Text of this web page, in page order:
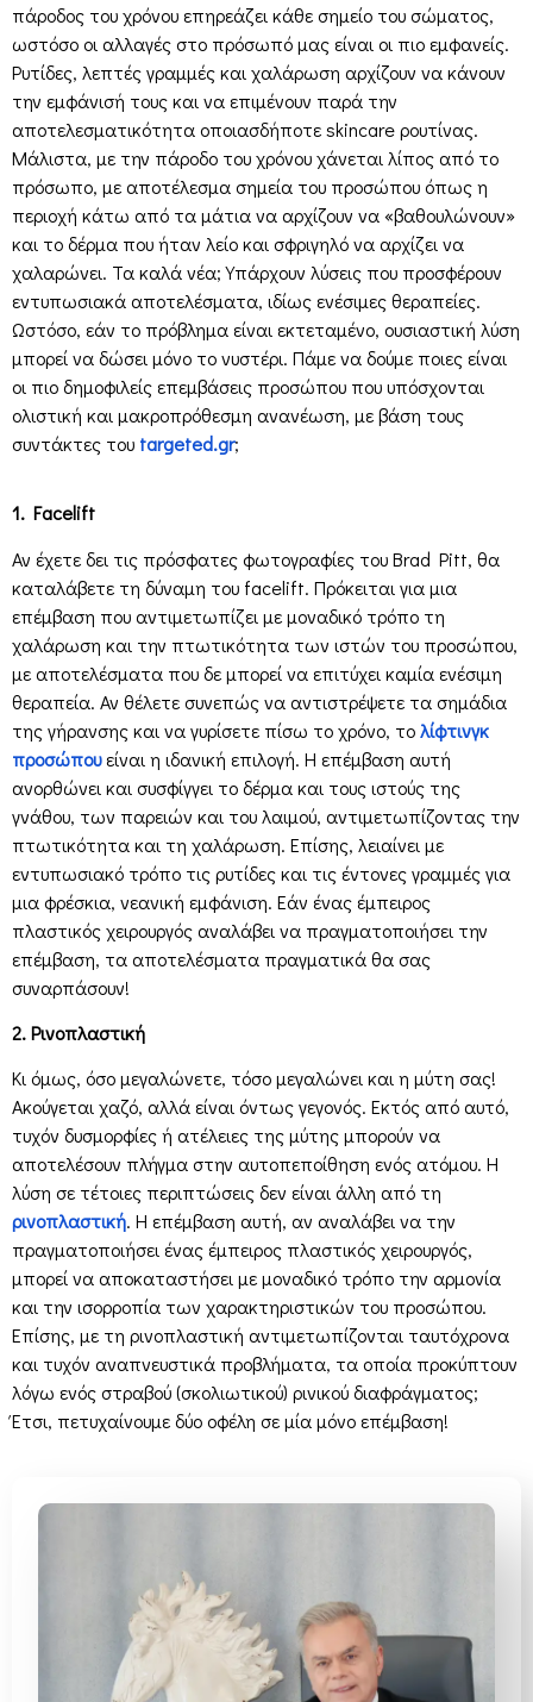
πάροδος του χρόνου επηρεάζει κάθε σημείο του σώματος,
ωστόσο οι αλλαγές στο πρόσωπό μας είναι οι πιο εμφανείς.
Ρυτίδες, λεπτές γραμμές και χαλάρωση αρχίζουν να κάνουν
την εμφάνισή τους και να επιμένουν παρά την
αποτελεσματικότητα οποιασδήποτε skincare ρουτίνας.
Μάλιστα, με την πάροδο του χρόνου χάνεται λίπος από το
πρόσωπο, με αποτέλεσμα σημεία του προσώπου όπως η
περιοχή κάτω από τα μάτια να αρχίζουν να «βαθουλώνουν»
και το δέρμα που ήταν λείο και σφριγηλό να αρχίζει να
χαλαρώνει. Τα καλά νέα; Υπάρχουν λύσεις που προσφέρουν
εντυπωσιακά αποτελέσματα, ιδίως ενέσιμες θεραπείες.
Ωστόσο, εάν το πρόβλημα είναι εκτεταμένο, ουσιαστική λύση
μπορεί να δώσει μόνο το νυστέρι. Πάμε να δούμε ποιες είναι
οι πιο δημοφιλείς επεμβάσεις προσώπου που υπόσχονται
ολιστική και μακροπρόθεσμη ανανέωση, με βάση τους
συντάκτες του targeted.gr;
1. Facelift
Αν έχετε δει τις πρόσφατες φωτογραφίες του Brad Pitt, θα
καταλάβετε τη δύναμη του facelift. Πρόκειται για μια
επέμβαση που αντιμετωπίζει με μοναδικό τρόπο τη
χαλάρωση και την πτωτικότητα των ιστών του προσώπου,
με αποτελέσματα που δε μπορεί να επιτύχει καμία ενέσιμη
θεραπεία. Αν θέλετε συνεπώς να αντιστρέψετε τα σημάδια
της γήρανσης και να γυρίσετε πίσω το χρόνο, τολίφτινγκ
προσώπουείναι η ιδανική επιλογή. Η επέμβαση αυτή
ανορθώνει και συσφίγγει το δέρμα και τους ιστούς της
γνάθου, των παρειών και του λαιμού, αντιμετωπίζοντας την
πτωτικότητα και τη χαλάρωση. Επίσης, λειαίνει με
εντυπωσιακό τρόπο τις ρυτίδες και τις έντονες γραμμές για
μια φρέσκια, νεανική εμφάνιση. Εάν ένας έμπειρος
πλαστικός χειρουργός αναλάβει να πραγματοποιήσει την
επέμβαση, τα αποτελέσματα πραγματικά θα σας
συναρπάσουν!
2. Ρινοπλαστική
Κι όμως, όσο μεγαλώνετε, τόσο μεγαλώνει και η μύτη σας!
Ακούγεται χαζό, αλλά είναι όντως γεγονός. Εκτός από αυτό,
τυχόν δυσμορφίες ή ατέλειες της μύτης μπορούν να
αποτελέσουν πλήγμα στην αυτοπεποίθηση ενός ατόμου. Η
λύση σε τέτοιες περιπτώσεις δεν είναι άλλη από τη
ρινοπλαστική. Η επέμβαση αυτή, αν αναλάβει να την
πραγματοποιήσει ένας έμπειρος πλαστικός χειρουργός,
μπορεί να αποκαταστήσει με μοναδικό τρόπο την αρμονία
και την ισορροπία των χαρακτηριστικών του προσώπου.
Επίσης, με τη ρινοπλαστική αντιμετωπίζονται ταυτόχρονα
και τυχόν αναπνευστικά προβλήματα, τα οποία προκύπτουν
λόγω ενός στραβού (σκολιωτικού) ρινικού διαφράγματος;
Έτσι, πετυχαίνουμε δύο οφέλη σε μία μόνο επέμβαση!